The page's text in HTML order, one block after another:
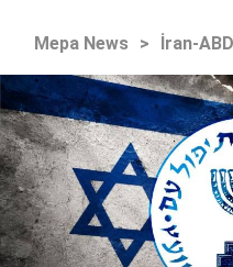
Mepa News > İran-